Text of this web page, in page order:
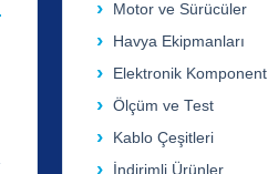
Motor ve Sürücüler
Havya Ekipmanları
Elektronik Komponent
Ölçüm ve Test
Kablo Çeşitleri
İndirimli Ürünler